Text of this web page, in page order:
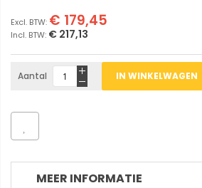
€ 217,13
€ 179,45
Aantal IN WINKELWAGEN
MEER INFORMATIE